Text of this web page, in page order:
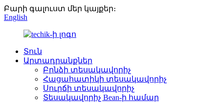
Բարի գալուստ մեր կայքեր։
English
Տուն
Արտադրանքներ
Բրնձի տեսակավորիչ
Հացահատիկի տեսակավորիչ
Սուրճի տեսակավորիչ
Տեսակավորիչ Bean-ի համար